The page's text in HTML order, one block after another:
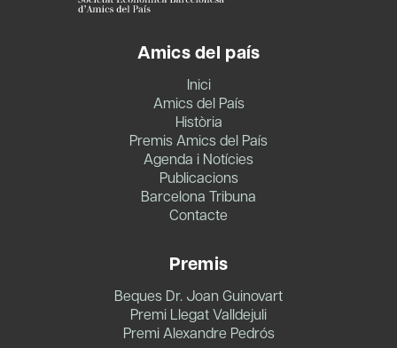
Amics del país
Inici
Amics del País
Història
Premis Amics del País
Agenda i Notícies
Publicacions
Barcelona Tribuna
Contacte
Premis
Beques Dr. Joan Guinovart
Premi Llegat Valldejuli
Premi Alexandre Pedrós